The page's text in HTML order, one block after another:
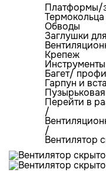
Платформы/
Обводы
Заглушки
Крепеж
Инструменты
Багет/
Гарпун и
Перейти в
/
/
Вентилятор